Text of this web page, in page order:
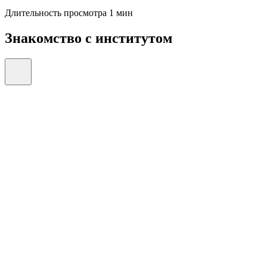
Длительность просмотра 1 мин
Знакомство с институтом